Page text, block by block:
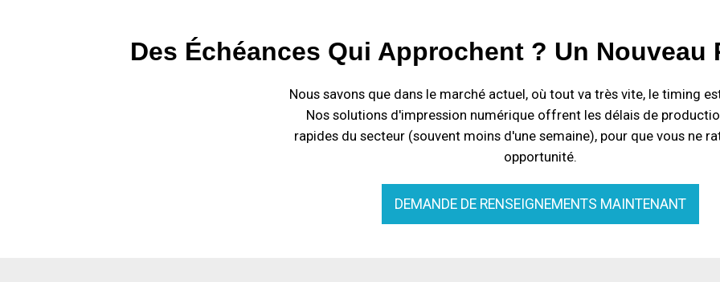
Des Échéances Qui Approchent ? Un
Nous savons que dans le marché actuel, où tout va très vite, le timing
Nos solutions d'impression numérique offrent les délais de
rapides du secteur (souvent moins d'une semaine), pour que vous ne
opportunité.
DEMANDE DE RENSEIGNEMENTS MAINTENANT